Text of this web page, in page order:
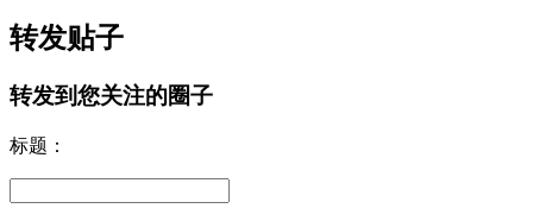
转发贴子
转发到您关注的圈子
标题：